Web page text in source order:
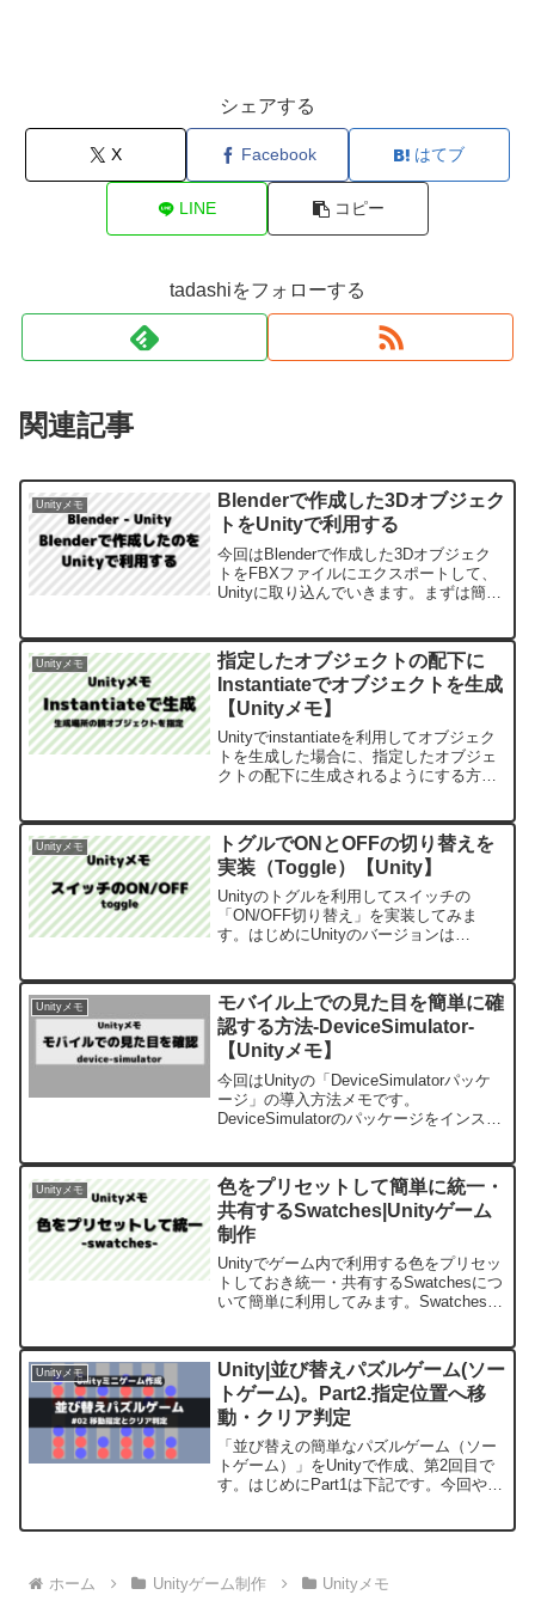
シェアする
X Facebook はてブ
LINE コピー
tadashiをフォローする
関連記事
Unityメモ
Blenderで作成した3Dオブジェク
トをUnityで利用する
今回はBlenderで作成した3Dオブジェク
トをFBXファイルにエクスポートして、
Unityに取り込んでいきます。まずは簡単
クスチャ画像です。
Unityメモ
指定したオブジェクトの配下に
Instantiateでオブジェクトを生成
【Unityメモ】
Unityでinstantiateを利用してオブジェク
トを生成した場合に、指定したオブジェ
クトの配下に生成されるようにする方法
生成する場合に指定したオブジェクトの
配下にまとめておけます。
Unityメモ
トグルでONとOFFの切り替えを
実装（Toggle）【Unity】
Unityのトグルを利用してスイッチの
「ON/OFF切り替え」を実装してみま
す。はじめにUnityのバージョンは
っています。今回は基本の「チェックボ
ックスの...
Unityメモ
モバイル上での見た目を簡単に確
認する方法-DeviceSimulator-
【Unityメモ】
今回はUnityの「DeviceSimulatorパッケ
ージ」の導入方法メモです。
DeviceSimulatorのパッケージをインスト
か」簡単に確認することが出来...
Unityメモ
色をプリセットして簡単に統一・
共有するSwatches|Unityゲーム
制作
Unityでゲーム内で利用する色をプリセッ
トしておき統一・共有するSwatchesにつ
いて簡単に利用してみます。Swatchesを
ムでも色の再利用が簡単です。
Unityメモ
Unity|並び替えパズルゲーム(ソー
トゲーム)。Part2.指定位置へ移
動・クリア判定
「並び替えの簡単なパズルゲーム（ソー
トゲーム）」をUnityで作成、第2回目で
す。はじめにPart1は下記です。今回やる
ホーム
Unityゲーム制作 Unityメモ